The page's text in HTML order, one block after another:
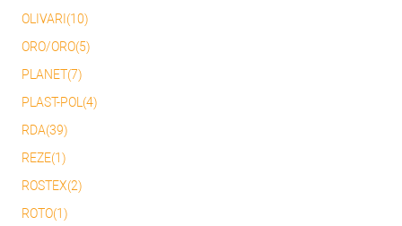
OLIVARI(10)
ORO/ORO(5)
PLANET(7)
PLAST-POL(4)
RDA(39)
REZE(1)
ROSTEX(2)
ROTO(1)